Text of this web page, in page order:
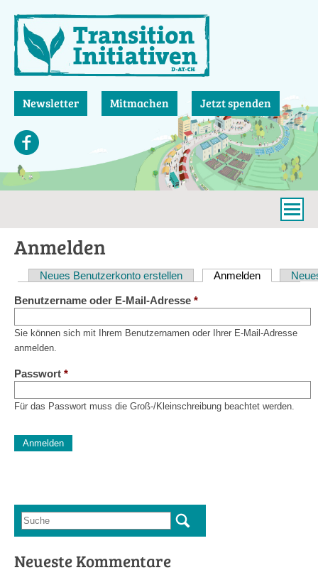
zum
Inhalt
Newsletter Mitmachen Jetzt spenden
Anmelden
Haupt-
Reiter
Neues Benutzerkonto erstellen Anmelden(aktiver
Benutzername oder E-Mail-Adresse *
Sie können sich mit Ihrem Benutzernamen oder Ihrer E-Mail-Adresse
anmelden.
Passwort *
Für das Passwort muss die Groß-/Kleinschreibung beachtet werden.
Diese Sicherheitsfrage überprüft, ob Sie ein menschlicher
Suchformular
Suche
Neueste Kommentare